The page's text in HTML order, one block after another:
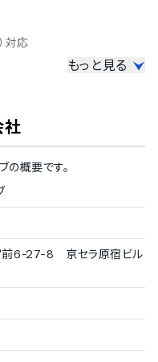
対応
もっと見る
社
の概要です。
前6-27-8 京セラ原宿ビル